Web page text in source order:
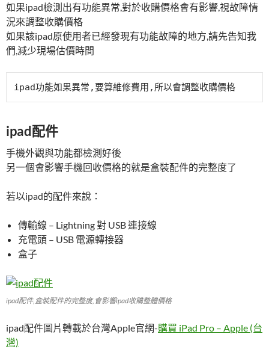
如果ipad檢測出有功能異常,對於收購價格會有影響,視故障情
況來調整收購價格
如果該ipad原使用者已經發現有功能故障的地方,請先告知我
們,減少現場估價時間
ipad配件
手機外觀與功能都檢測好後
另一個會影響手機回收價格的就是盒裝配件的完整度了
若以ipad的配件來說：
傳輸線 – Lightning 對 USB 連接線
充電頭 – USB 電源轉接器
盒子
ipad配件,盒裝配件的完整度,會影響ipad收購整體價格
ipad配件圖片轉載於台灣Apple官網-購買 iPad Pro – Apple (台
灣)